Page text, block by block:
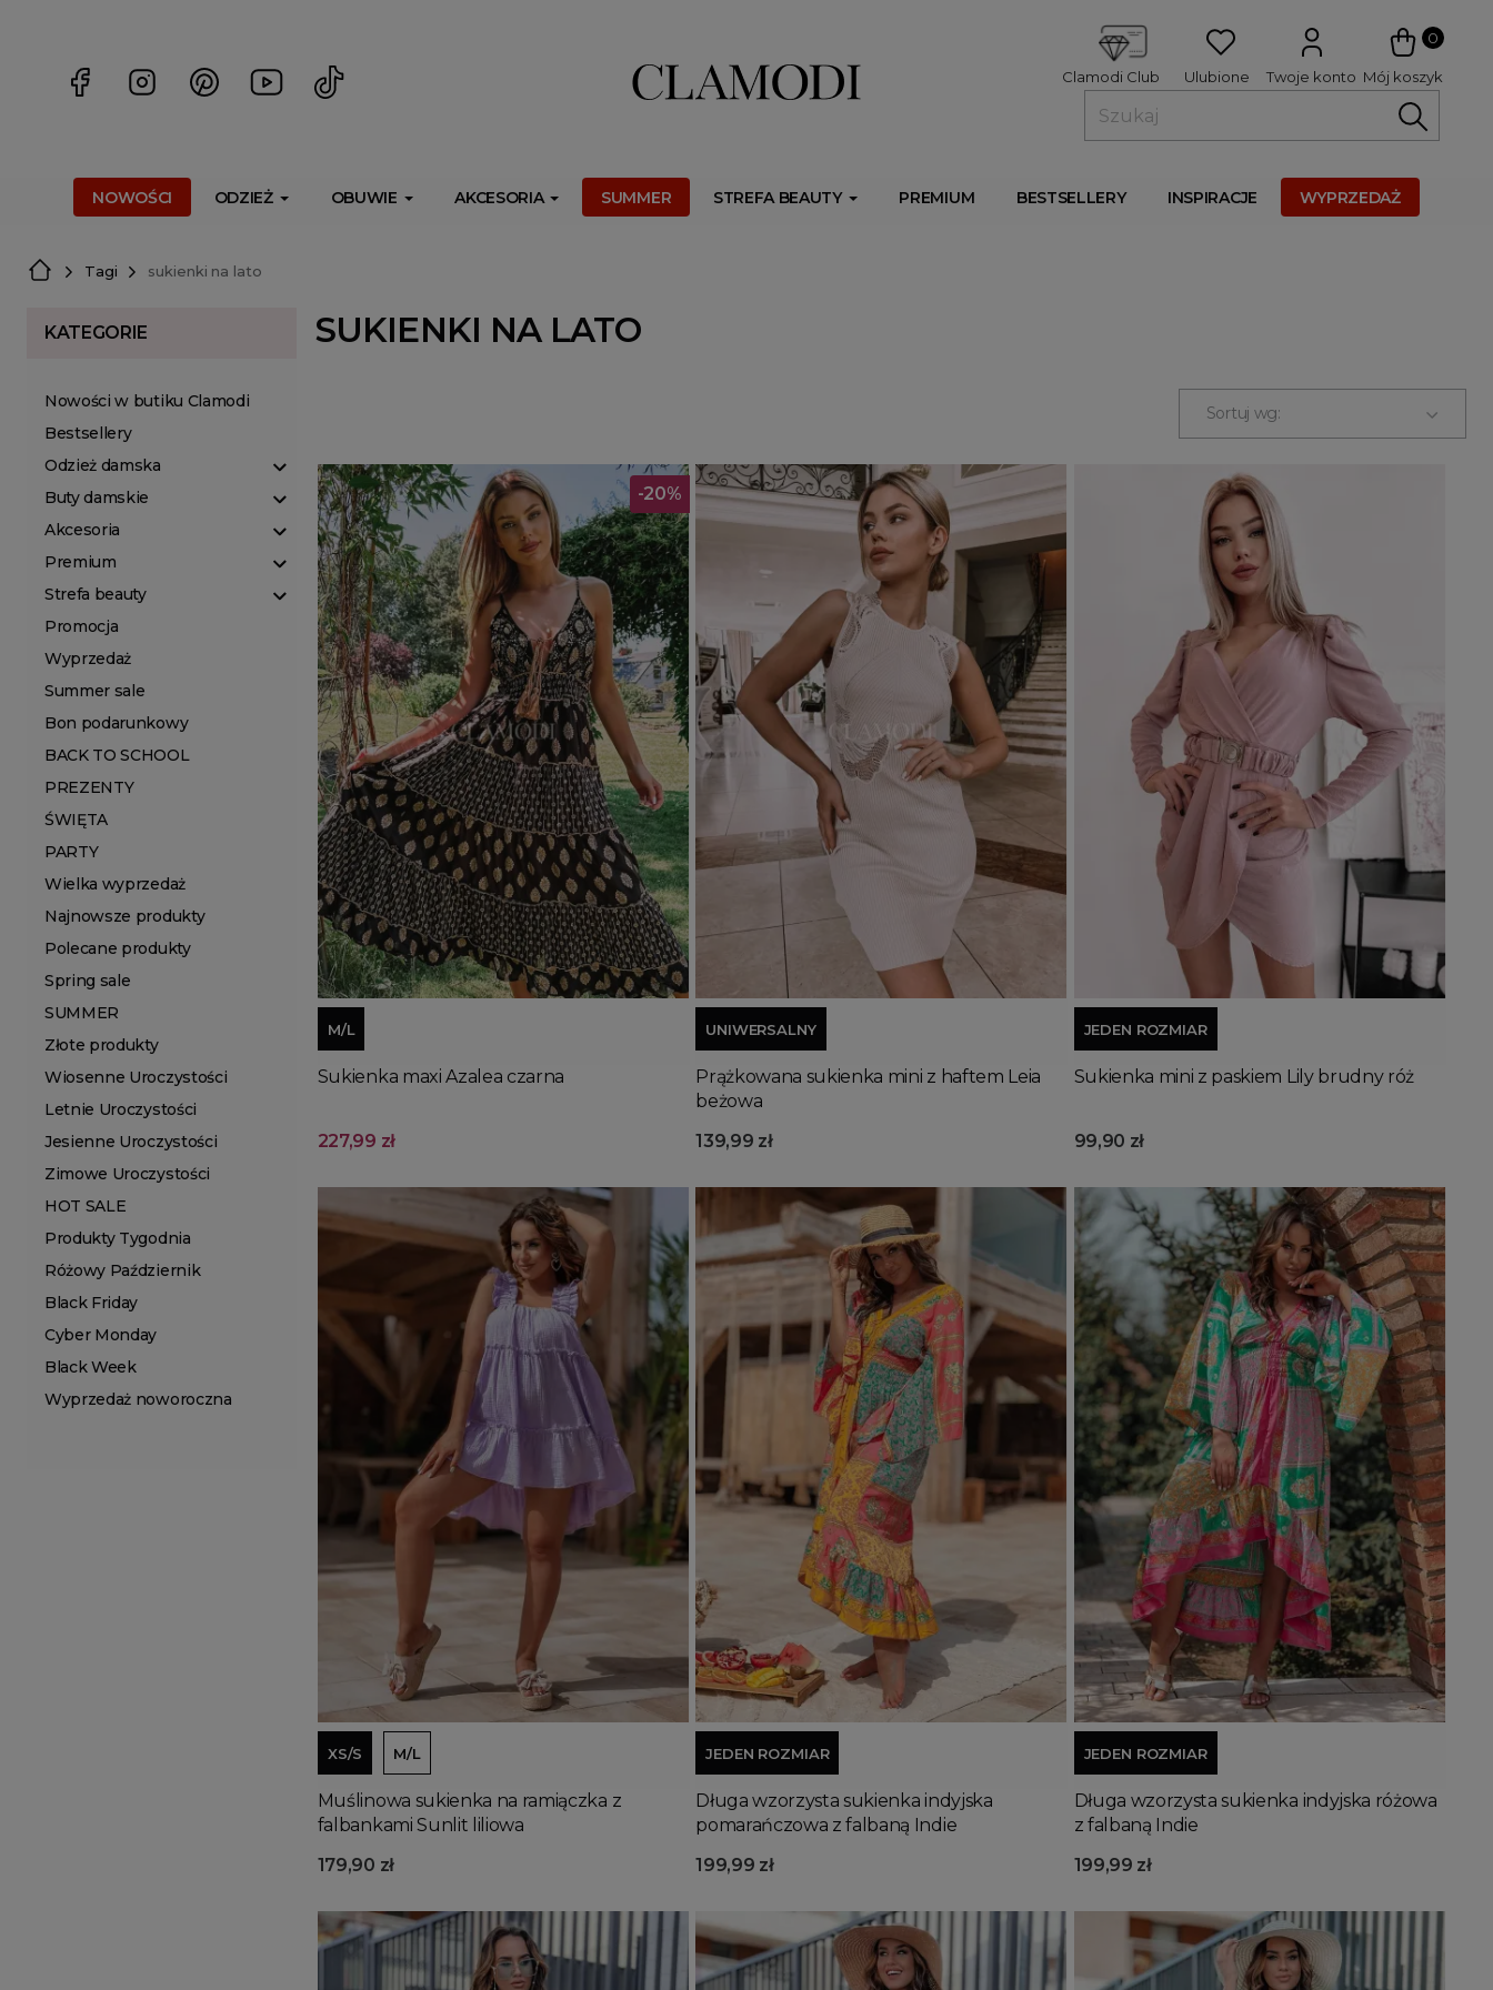
0
Mój koszyk
Twoje konto
Ulubione
Clamodi Club
NOWOŚCI ODZIEŻ OBUWIE AKCESORIA SUMMER STREFA BEAUTY PREMIUM BESTSELLERY INSPIRACJE WYPRZEDAŻ
Tagi sukienki na lato
KATEGORIE
Nowości w butiku Clamodi
Bestsellery
Odzież damska
Buty damskie
Akcesoria
Premium
Strefa beauty
Promocja
Wyprzedaż
Summer sale
Bon podarunkowy
BACK TO SCHOOL
PREZENTY
ŚWIĘTA
PARTY
Wielka wyprzedaż
Najnowsze produkty
Polecane produkty
Spring sale
SUMMER
Złote produkty
Wiosenne Uroczystości
Letnie Uroczystości
Jesienne Uroczystości
Zimowe Uroczystości
HOT SALE
Produkty Tygodnia
Różowy Październik
Black Friday
Cyber Monday
Black Week
Wyprzedaż noworoczna
SUKIENKI NA LATO
Sortuj wg:
Dodaj do koszyka
M/L
Sukienka maxi Azalea czarna
227,99 zł
-20%
Dodaj do koszyka
UNIWERSALNY
Prążkowana sukienka mini z haftem Leia
beżowa
139,99 zł
JEDEN ROZMIAR
Sukienka mini z paskiem Lily brudny róż
99,90 zł
Dodaj do koszyka
XS/S M/L
Muślinowa sukienka na ramiączka z
falbankami Sunlit liliowa
179,90 zł
Dodaj do koszyka
JEDEN ROZMIAR
Długa wzorzysta sukienka indyjska
pomarańczowa z falbaną Indie
199,99 zł
JEDEN ROZMIAR
Długa wzorzysta sukienka indyjska różowa
z falbaną Indie
199,99 zł